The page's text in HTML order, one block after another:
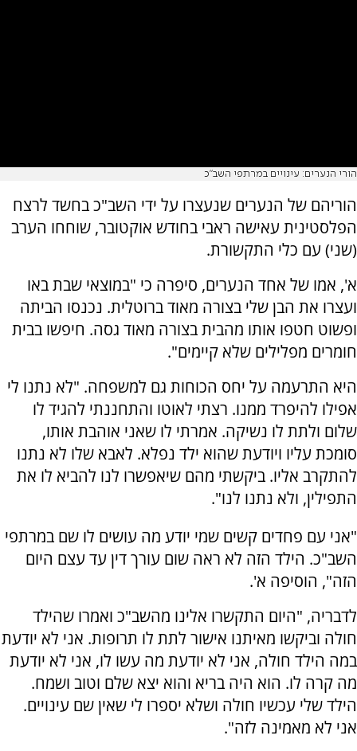
הורי הנערים: עינויים במרתפי השב"כ
הוריהם של הנערים שנעצרו על ידי השב"כ בחשד לרצח
הפלסטינית עאישה ראבי בחודש אוקטובר, שוחחו הערב
(שני) עם כלי התקשורת.
א', אמו של אחד הנערים, סיפרה כי "במוצאי שבת באו
ועצרו את הבן שלי בצורה מאוד ברוטלית. נכנסו הביתה
ופשוט חטפו אותו מהבית בצורה מאוד גסה. חיפשו בבית
חומרים מפלילים שלא קיימים".
היא התרעמה על יחס הכוחות גם למשפחה. "לא נתנו לי
אפילו להיפרד ממנו. רצתי לאוטו והתחננתי להגיד לו
שלום ולתת לו נשיקה. אמרתי לו שאני אוהבת אותו,
סומכת עליו ויודעת שהוא ילד נפלא. לאבא שלו לא נתנו
להתקרב אליו. ביקשתי מהם שיאפשרו לנו להביא לו את
התפילין, ולא נתנו לנו".
"אני עם פחדים קשים שמי יודע מה עושים לו שם במרתפי
השב"כ. הילד הזה לא ראה שום עורך דין עד עצם היום
הזה", הוסיפה א'.
לדבריה, "היום התקשרו אלינו מהשב"כ ואמרו שהילד
חולה וביקשו מאיתנו אישור לתת לו תרופות. אני לא יודעת
במה הילד חולה, אני לא יודעת מה עשו לו, אני לא יודעת
מה קרה לו. הוא היה בריא והוא יצא שלם וטוב ושמח.
הילד שלי עכשיו חולה ושלא יספרו לי שאין שם עינויים.
אני לא מאמינה לזה".